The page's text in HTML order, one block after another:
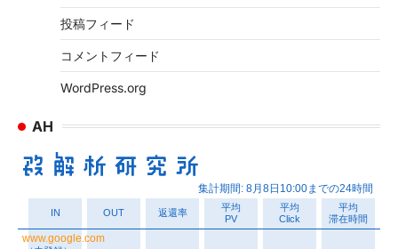
投稿フィード
コメントフィード
WordPress.org
AH